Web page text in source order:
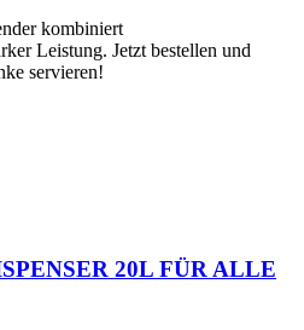
kombiniert
Leistung. Jetzt bestellen und
servieren!
20L FÜR ALLE